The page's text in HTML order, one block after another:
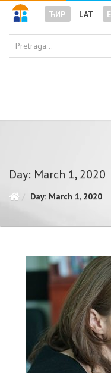
ЋИР LAT
Day: March 1, 2020
Day: March 1, 2020